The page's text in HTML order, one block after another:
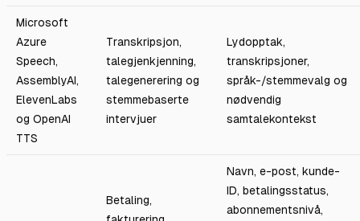
Microsoft
Azure
Speech,
AssemblyAI,
ElevenLabs
og OpenAI
TTS
Transkripsjon,
talegjenkjenning,
talegenerering og
stemmebaserte
intervjuer
Lydopptak,
transkripsjoner,
språk-/stemmevalg og
nødvendig
samtalekontekst
Betaling,
Navn, e-post, kunde-
ID, betalingsstatus,
abonnementsnivå,